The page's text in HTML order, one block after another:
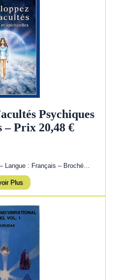
Psychiques
Prix 20,48 €
Langue : Français – Broché…
Plus